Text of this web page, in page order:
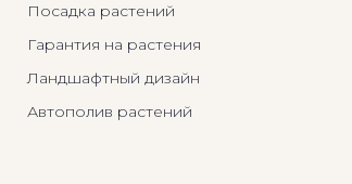
Посадка растений
Гарантия на растения
Ландшафтный дизайн
Автополив растений